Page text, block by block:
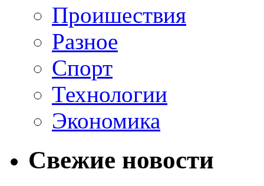
Проишествия
Разное
Спорт
Технологии
Экономика
Свежие новости